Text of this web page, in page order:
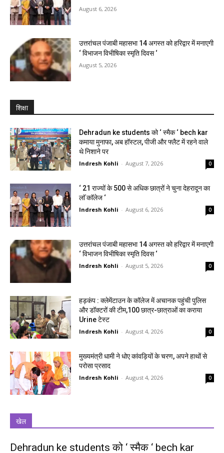
August 6, 2026
उत्तरांचल पंजाबी महासभा 14 अगस्त को हरिद्वार में मनाएगी
‘ विभाजन विभीषिका स्मृति दिवस ‘
August 5, 2026
शिक्षा
Dehradun ke students को ‘ स्मैक ‘ bech kar
कमाया मुनाफा, अब हॉस्टल, पीजी और फ्लैट में रहने वाले
थे निशाने पर
Indresh Kohli - August 7, 2026 0
‘ 21 राज्यों के 500 से अधिक छात्रों ने चुना देहरादून का
लाॅ काॅलेज ‘
Indresh Kohli - August 6, 2026 0
उत्तरांचल पंजाबी महासभा 14 अगस्त को हरिद्वार में मनाएगी
‘ विभाजन विभीषिका स्मृति दिवस ‘
Indresh Kohli - August 5, 2026 0
हड़कंप : क्लेमेंटाउन के कॉलेज में अचानक पहुंची पुलिस
और डॉक्टरों की टीम,100 छात्र-छात्राओं का कराया
Urine टेस्ट
Indresh Kohli - August 4, 2026 0
मुख्यमंत्री धामी ने धोए कांवड़ियों के चरण, अपने हाथों से
परोसा प्रसाद
Indresh Kohli - August 4, 2026 0
खेल
Dehradun ke students को ‘ स्मैक ‘ bech kar